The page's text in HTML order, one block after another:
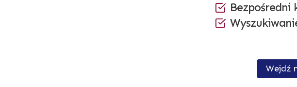
Wejdź